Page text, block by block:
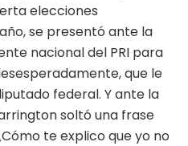
elecciones
se presentó ante la
nacional del PRI para
que le
federal. Y ante la
soltó una frase
te explico que yo no